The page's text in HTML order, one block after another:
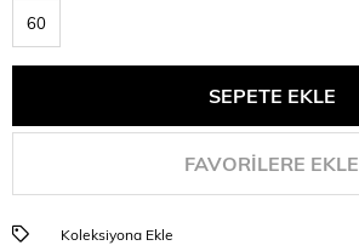
60
FAVORILERE EKLE
Koleksiyona Ekle